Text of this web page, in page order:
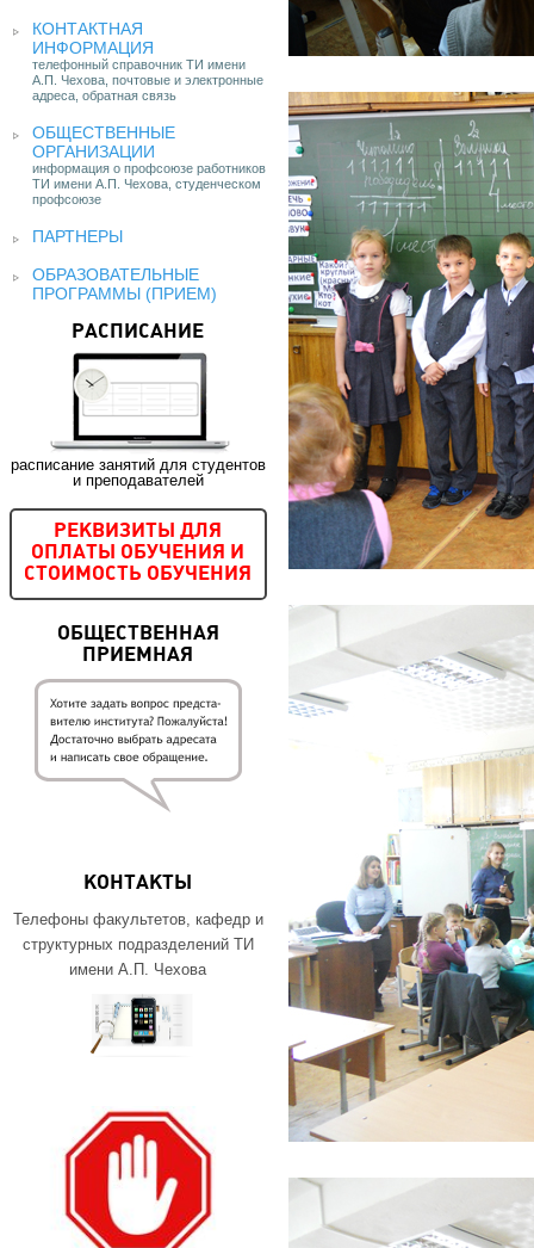
КОНТАКТНАЯ
ИНФОРМАЦИЯ
телефонный справочник ТИ имени
А.П. Чехова, почтовые и электронные
адреса, обратная связь
ОБЩЕСТВЕННЫЕ
ОРГАНИЗАЦИИ
информация о профсоюзе работников
ТИ имени А.П. Чехова, студенческом
профсоюзе
ПАРТНЕРЫ
ОБРАЗОВАТЕЛЬНЫЕ
ПРОГРАММЫ (ПРИЕМ)
РАСПИСАНИЕ
расписание занятий для студентов
и преподавателей
РЕКВИЗИТЫ ДЛЯ
ОПЛАТЫ ОБУЧЕНИЯ И
СТОИМОСТЬ ОБУЧЕНИЯ
ОБЩЕСТВЕННАЯ
ПРИЕМНАЯ
КОНТАКТЫ
Телефоны факультетов, кафедр и
структурных подразделений ТИ
имени А.П. Чехова